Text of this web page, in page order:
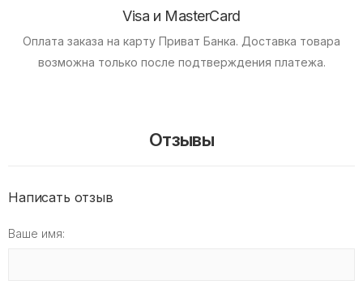
Visa и MasterCard
Оплата заказа на карту Приват Банка. Доставка товара
возможна только после подтверждения платежа.
Отзывы
Написать отзыв
Ваше имя: